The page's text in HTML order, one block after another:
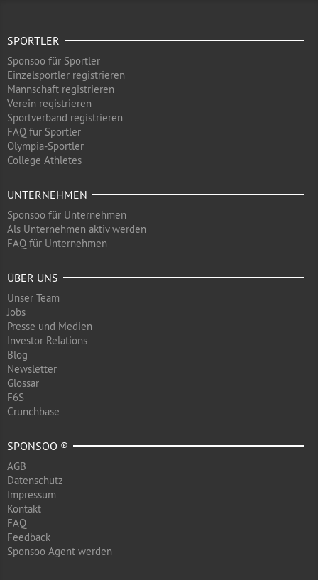
SPORTLER
Sponsoo für Sportler
Einzelsportler registrieren
Mannschaft registrieren
Verein registrieren
Sportverband registrieren
FAQ für Sportler
Olympia-Sportler
College Athletes
UNTERNEHMEN
Sponsoo für Unternehmen
Als Unternehmen aktiv werden
FAQ für Unternehmen
ÜBER UNS
Unser Team
Jobs
Presse und Medien
Investor Relations
Blog
Newsletter
Glossar
F6S
Crunchbase
SPONSOO ®
AGB
Datenschutz
Impressum
Kontakt
FAQ
Feedback
Sponsoo Agent werden